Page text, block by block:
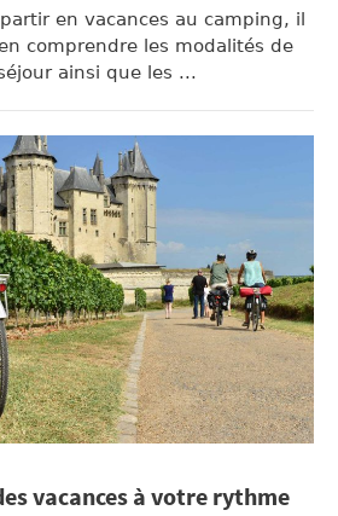
en vacances au camping, il
comprendre les modalités de
ainsi que les ...
vacances à votre rythme